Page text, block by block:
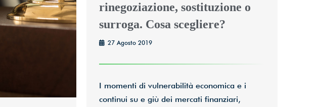
rinegoziazione, sostituzione o
surroga. Cosa scegliere?
27 Agosto 2019
I momenti di vulnerabilità economica e i
continui su e giù dei mercati finanziari,